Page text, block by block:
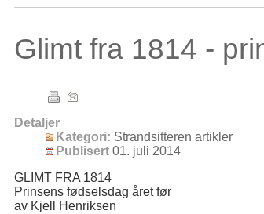
Glimt fra 1814 -
Detaljer
Kategori: Strandsitteren artikler
Publisert 01. juli 2014
GLIMT FRA 1814
Prinsens fødselsdag året før
av Kjell Henriksen